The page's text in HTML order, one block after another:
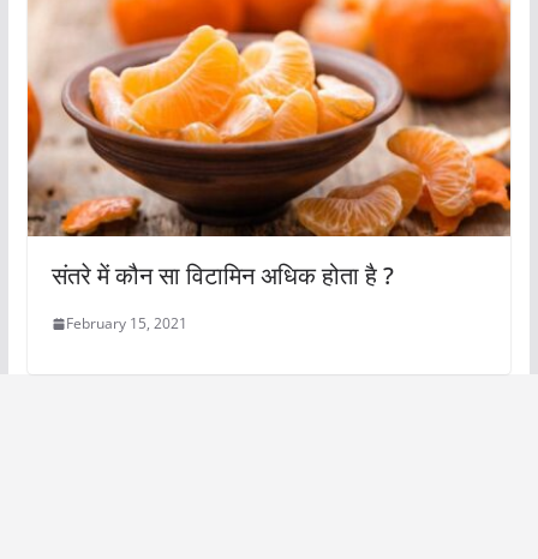
संतरे में कौन सा विटामिन अधिक होता है ?
February 15, 2021